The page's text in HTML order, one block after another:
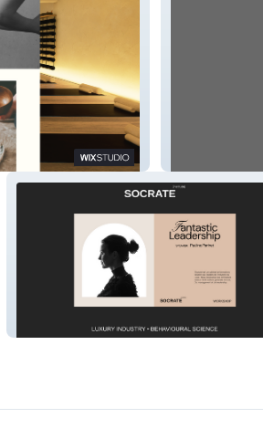
Socrate Institute